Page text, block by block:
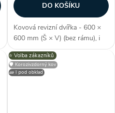
DO KOŠÍKU
Kovová revizní dvířka - 600 ×
600 mm (Š × V) (bez rámu), i
pro skrytou instalaci, odolné
proti vlhkosti, perforovaný
kovový rám, zvýšený okrajový
⭐️ Volba zákazníků
🧱 I pod obklad
🛡️ Korozivzdorný kov